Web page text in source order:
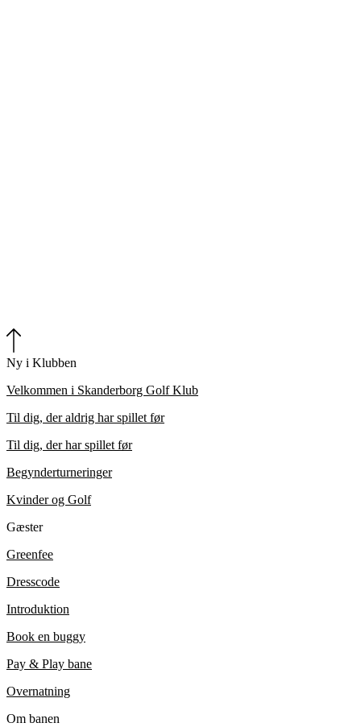
Ny i Klubben
Velkommen i Skanderborg Golf Klub
Til dig, der aldrig har spillet før
Til dig, der har spillet før
Begynderturneringer
Kvinder og Golf
Gæster
Greenfee
Dresscode
Introduktion
Book en buggy
Pay & Play bane
Overnatning
Om banen